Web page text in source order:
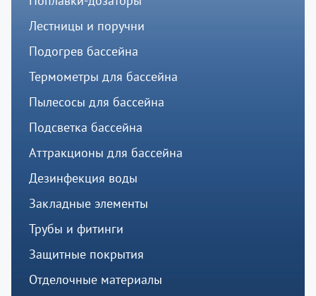
Лестницы и поручни
Подогрев бассейна
Термометры для бассейна
Пылесосы для бассейна
Подсветка бассейна
Аттракционы для бассейна
Дезинфекция воды
Закладные элементы
Трубы и фитинги
Защитные покрытия
Отделочные материалы